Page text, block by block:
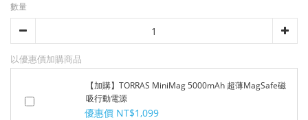
數量
以優惠價加購商品
【加購】TORRAS MiniMag 5000mAh 超薄MagSafe磁
吸行動電源
優惠價 NT$1,099